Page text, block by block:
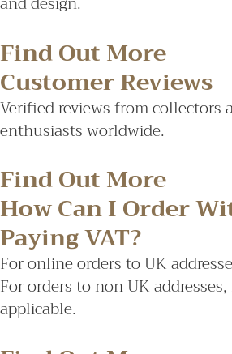
Find Out More
Customer Reviews
Verified reviews from collectors
enthusiasts worldwide.
Find Out More
How Can I Order
Paying VAT?
For online orders to UK
For orders to non UK
applicable.